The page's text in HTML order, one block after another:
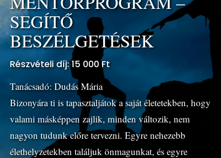
SEGÍTŐ
BESZÉLGETÉSEK
Részvételi díj: 15 000 Ft
Tanácsadó: Dudás Mária
Bizonyára ti is tapasztaljátok a saját életetekben, hogy
valami másképpen zajlik, minden változik, nem
nagyon tudunk előre tervezni. Egyre nehezebb
élethelyzetekben találjuk önmagunkat, és egyre